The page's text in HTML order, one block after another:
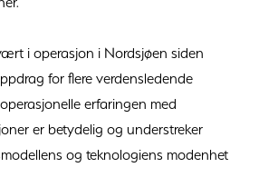
i operasjon i Nordsjøen siden
for flere verdensledende
erfaringen med
er betydelig og understreker
og teknologiens modenhet